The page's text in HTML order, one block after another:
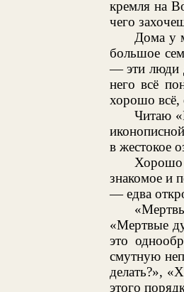
кремля на
чего
Дома у
большое
— эти люди
него всё
хорошо всё,
Читаю
в жестокое
Хорошо
знакомое и
— едва
«Мертвые
это
смутную
делать?»,
этого